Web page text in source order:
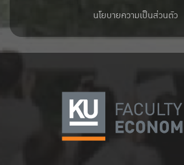
นโยบายความเป็นส่วนตัว